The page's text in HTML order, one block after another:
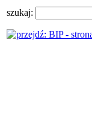
szukaj: